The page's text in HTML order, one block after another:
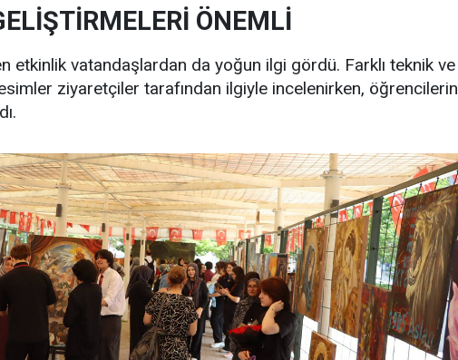
ÖNEMLİ
etkinlik vatandaşlardan da yoğun ilgi gördü. Farklı teknik ve
ziyaretçiler tarafından ilgiyle incelenirken, öğrencilerin